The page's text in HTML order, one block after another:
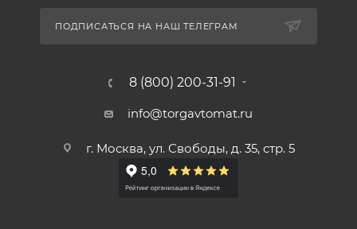
ПОДПИСАТЬСЯ НА НАШ ТЕЛЕГРАМ
8 (800) 200-31-91
info@torgavtomat.ru
г. Москва, ул. Свободы, д. 35, стр. 5